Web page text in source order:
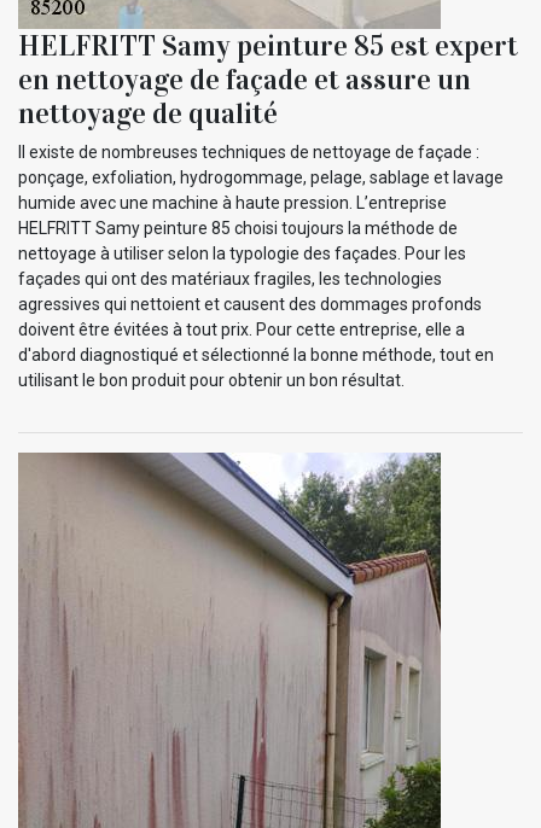
HELFRITT Samy peinture 85 est expert
en nettoyage de façade et assure un
nettoyage de qualité
Il existe de nombreuses techniques de nettoyage de façade :
ponçage, exfoliation, hydrogommage, pelage, sablage et lavage
humide avec une machine à haute pression. L’entreprise
HELFRITT Samy peinture 85 choisi toujours la méthode de
nettoyage à utiliser selon la typologie des façades. Pour les
façades qui ont des matériaux fragiles, les technologies
agressives qui nettoient et causent des dommages profonds
doivent être évitées à tout prix. Pour cette entreprise, elle a
d'abord diagnostiqué et sélectionné la bonne méthode, tout en
utilisant le bon produit pour obtenir un bon résultat.